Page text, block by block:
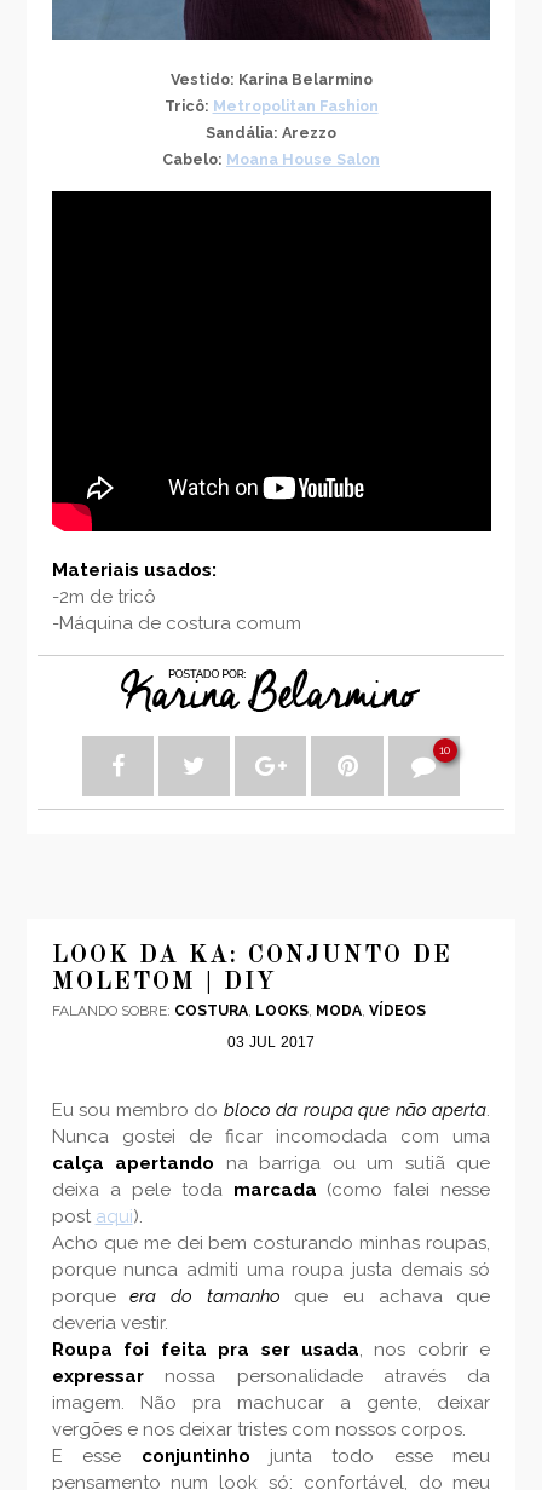
Vestido: Karina Belarmino
Tricô: Metropolitan Fashion
Sandália: Arezzo
Cabelo: Moana House Salon
Materiais usados:
-2m de tricô
-Máquina de costura comum
10
LOOK DA KA: CONJUNTO DE
MOLETOM | DIY
FALANDO SOBRE: COSTURA, LOOKS, MODA, VÍDEOS
03 JUL 2017
Eu sou membro do bloco da roupa que não aperta.
Nunca gostei de ficar incomodada com uma
calça apertando na barriga ou um sutiã que
deixa a pele toda marcada (como falei nesse
post aqui).
Acho que me dei bem costurando minhas roupas,
porque nunca admiti uma roupa justa demais só
porqueera do tamanho que eu achava que
deveria vestir.
Roupa foi feita pra ser usada, nos cobrir e
expressarnossa personalidade através da
imagem. Não pra machucar a gente, deixar
vergões e nos deixar tristes com nossos corpos.
E esse conjuntinho junta todo esse meu
pensamento num look só: confortável, do meu